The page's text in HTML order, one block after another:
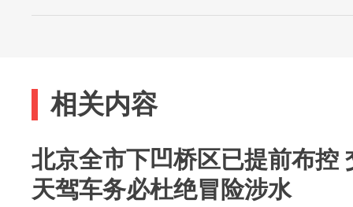
相关内容
北京全市下凹桥区已提前布控
天驾车务必杜绝冒险涉水